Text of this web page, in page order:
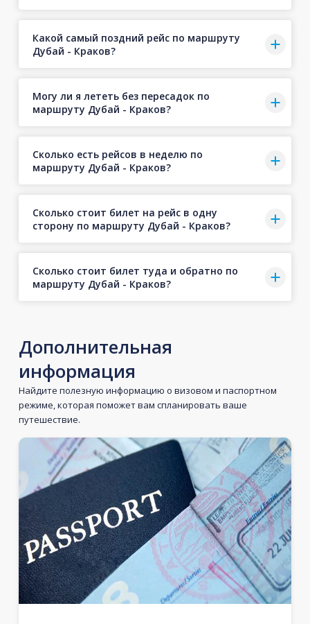
Какой самый поздний рейс по маршруту
Дубай - Краков?
Могу ли я лететь без пересадок по
маршруту Дубай - Краков?
Сколько есть рейсов в неделю по
маршруту Дубай - Краков?
Сколько стоит билет на рейс в одну
сторону по маршруту Дубай - Краков?
Сколько стоит билет туда и обратно по
маршруту Дубай - Краков?
Дополнительная
информация
Найдите полезную информацию о визовом и паспортном
режиме, которая поможет вам спланировать ваше
путешествие.